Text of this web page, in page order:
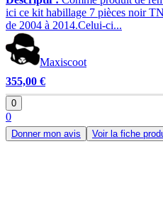
ici ce kit habillage 7 pièces noir
de 2004 à 2014.Celui-ci...
Maxiscoot
355,00 €
0
0
Donner mon avis Voir la fiche